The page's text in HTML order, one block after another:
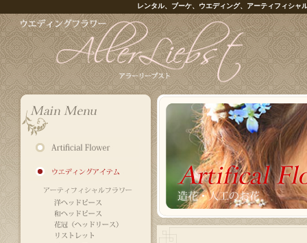
レンタル、ブーケ、ウエディング、アーティフィシャ